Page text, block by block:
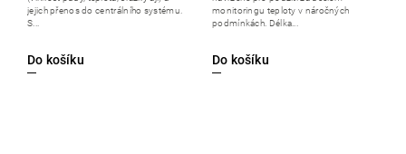
Do košíku
jejich přenos do centrálního systému.
S...
Do košíku
monitoringu teploty v náročných
podmínkách. Délka...